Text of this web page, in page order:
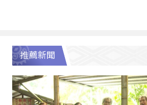
推薦新聞